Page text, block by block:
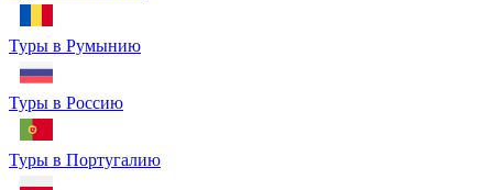
Туры в Румынию
Туры в Россию
Туры в Португалию